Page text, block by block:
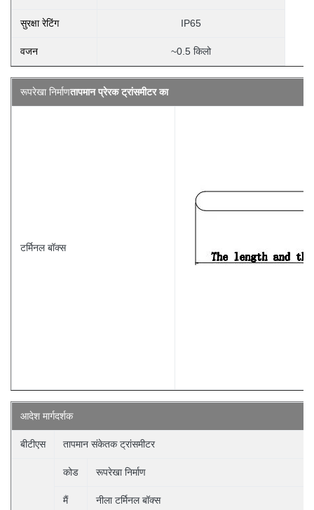
सुरक्षा रेटिंग IP65
वजन ~0.5 किलो
रूपरेखा निर्माणतापमान प्रेरक ट्रांसमीटर का
टर्मिनल बॉक्स
आदेश मार्गदर्शक
बीटीएस तापमान संकेतक ट्रांसमीटर
कोड रूपरेखा निर्माण
मैं नीला टर्मिनल बॉक्स